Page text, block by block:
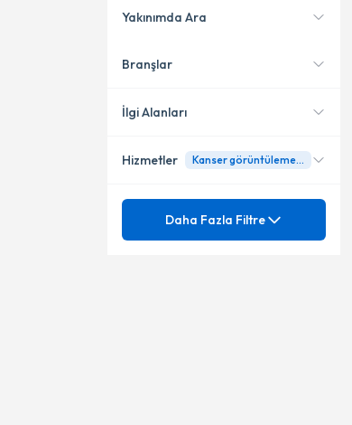
Bahçe
Yakınımda Ara
Konumuma yakın uzmanları
Branşlar
Dahiliye - İç Hastalıkları
İlgi Alanları
Doğumsal Adrenal Hiperplazi
Hizmetler Kanser görüntüleme kanser deteksiyonu
Mezuniyet
Daha Fazla Filtre